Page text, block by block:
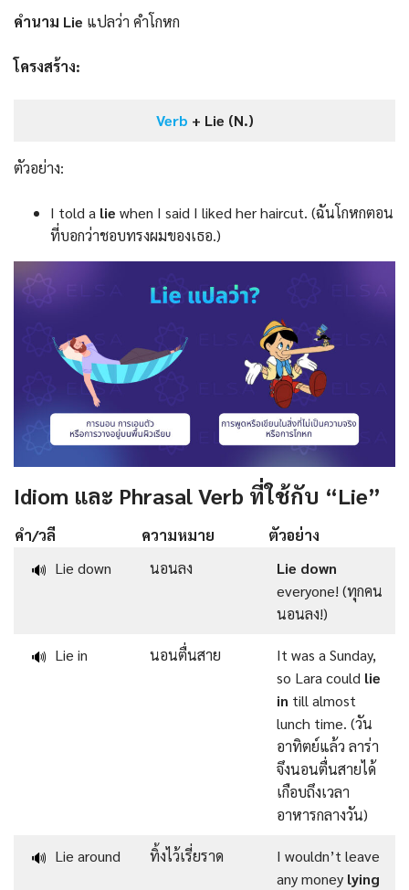
คำนาม Lie แปลว่า คำโกหก
โครงสร้าง:
Verb + Lie (N.)
ตัวอย่าง:
I told a lie when I said I liked her haircut. (ฉันโกหกตอน
ที่บอกว่าชอบทรงผมของเธอ.)
Idiom และ Phrasal Verb ที่ใช้กับ “Lie”
คำ/วลี ความหมาย
ตัวอย่าง
🔊 Lie down นอนลง
Lie down
everyone! (ทุกคน
นอนลง!)
🔊 Lie in นอนตื่นสาย
It was a Sunday,
so Lara could lie
in till almost
lunch time. (วัน
อาทิตย์แล้ว ลาร่า
จึงนอนตื่นสายได้
เกือบถึงเวลา
อาหารกลางวัน)
🔊 Lie around ทิ้งไว้เรี่ยราด
I wouldn’t leave
any money lying